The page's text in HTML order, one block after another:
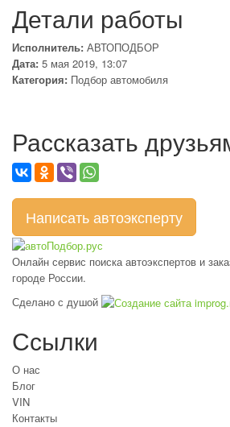
Детали работы
Исполнитель: АВТОПОДБОР
Дата: 5 мая 2019, 13:07
Категория: Подбор автомобиля
Рассказать
Написать автоэксперту
Онлайн сервис поиска автоэкспертов и
городе России.
Сделано с душой
Ссылки
О нас
Блог
VIN
Контакты